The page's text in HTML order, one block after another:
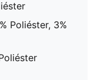
Poliéster, 3%